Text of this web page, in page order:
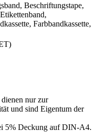
Beschriftungstape,
Farbbandkassette,
nur zur
und sind Eigentum der
5% Deckung auf DIN-A4.